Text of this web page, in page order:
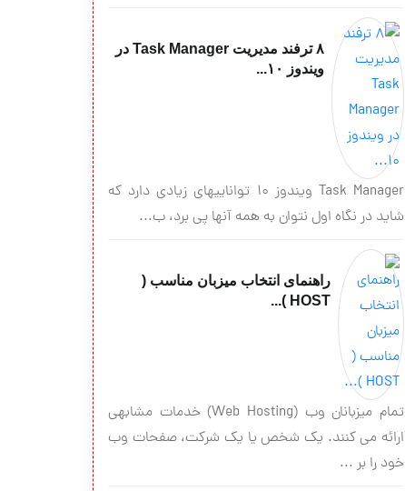
۸ ترفند مدیریت Task Manager در
ویندوز ۱۰...
Task Manager ویندوز 10 توانایی‎های زیادی دارد که
شاید در نگاه اول نتوان به همه آنها پی برد، ب...
راهنمای انتخاب میزبان مناسب (
HOST )...
تمام میزبانان وب (Web Hosting) خدمات مشابهی
ارائه می کنند. یک شخص یا یک شرکت، صفحات وب
خود را بر ...